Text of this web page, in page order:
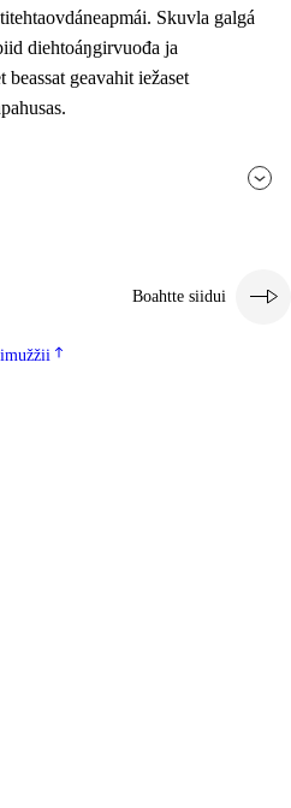
Skuvla galgá
diehtoáŋgirvuođa ja
geavahit iežaset
Boahtte siidui